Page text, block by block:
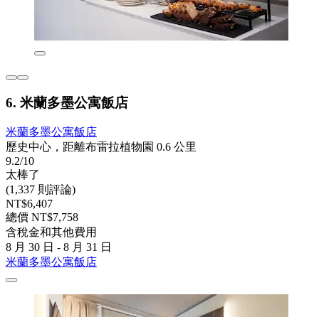
6. 米蘭多墨公寓飯店
米蘭多墨公寓飯店
歷史中心，距離布雷拉植物園 0.6 公里
9.2/10
太棒了
(1,337 則評論)
NT$6,407
總價 NT$7,758
含稅金和其他費用
8 月 30 日 - 8 月 31 日
米蘭多墨公寓飯店